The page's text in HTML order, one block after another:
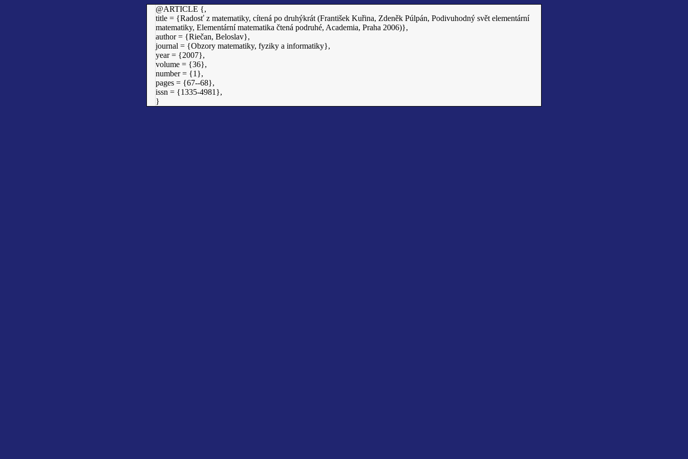
@ARTICLE {,
title = {Radosť z matematiky, cítená po druhýkrát (František Kuřina, Zdeněk Púlpán, Podivuhodný svět elementární
matematiky, Elementární matematika čtená podruhé, Academia, Praha 2006)},
author = {Riečan, Beloslav},
journal = {Obzory matematiky, fyziky a informatiky},
year = {2007},
volume = {36},
number = {1},
pages = {67--68},
issn = {1335-4981},
}